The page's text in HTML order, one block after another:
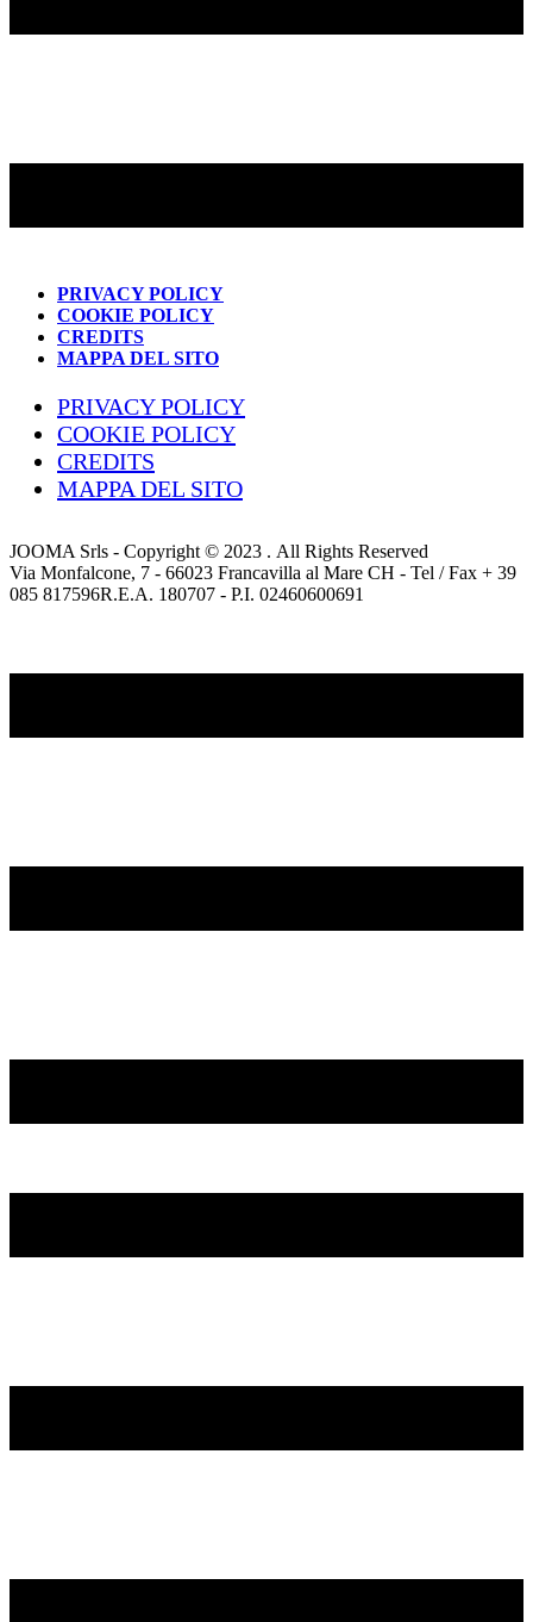
PRIVACY POLICY
COOKIE POLICY
CREDITS
MAPPA DEL SITO
PRIVACY POLICY
COOKIE POLICY
CREDITS
MAPPA DEL SITO
JOOMA Srls - Copyright © 2023 . All Rights Reserved
Via Monfalcone, 7 - 66023 Francavilla al Mare CH - Tel / Fax + 39
085 817596R.E.A. 180707 - P.I. 02460600691